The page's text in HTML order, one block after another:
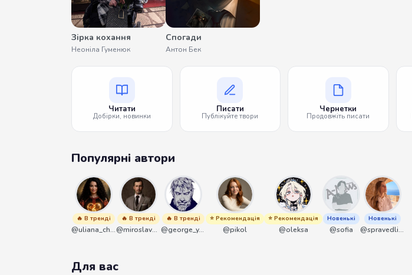
Зірка кохання
Неоніла Гуменюк
Спогади
Антон Бек
Читати
Добірки, новинки
Писати
Публікуйте твори
Чернетки
Продовжіть писати
Популярні автори
🔥 В тренді
@uliana_chernenko
🔥 В тренді
@miroslavmaniyk
🔥 В тренді
@george_y_lawlett
⭐ Рекомендація
@pikol
⭐ Рекомендація
@oleksa
Новенькі
@sofia
Новенькі
@spravedliwa
Для вас